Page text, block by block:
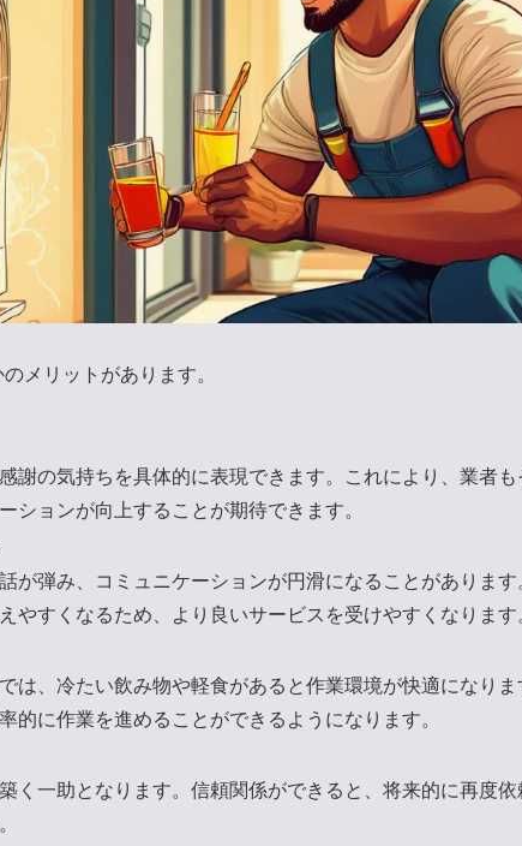
メリットがあります。
謝の気持ちを具体的に表現できます。これにより、業者も
ションが向上することが期待できます。
が弾み、コミュニケーションが円滑になることがあります
やすくなるため、より良いサービスを受けやすくなります
は、冷たい飲み物や軽食があると作業環境が快適になりま
的に作業を進めることができるようになります。
く一助となります。信頼関係ができると、将来的に再度依